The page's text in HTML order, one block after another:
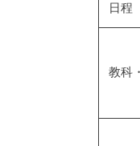
日程
教科